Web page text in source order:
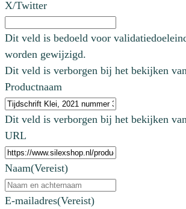
X/Twitter
Dit veld is bedoeld voor
worden gewijzigd.
Dit veld is verborgen bij het bekijken
Productnaam
Dit veld is verborgen bij het bekijken
URL
Naam(Vereist)
E-mailadres(Vereist)